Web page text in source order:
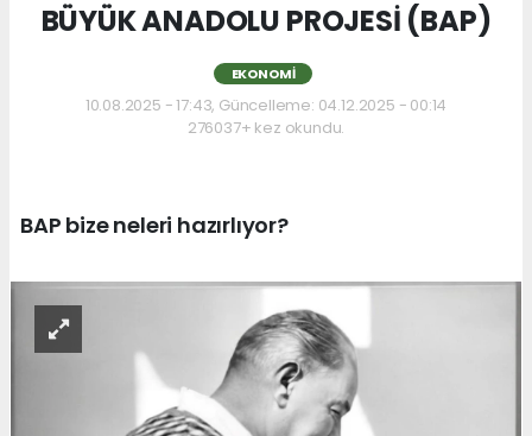
BÜYÜK ANADOLU PROJESİ (BAP)
EKONOMI
10.08.2025 - 17:43, Güncelleme: 04.12.2025 - 00:14
276037+ kez okundu.
BAP bize neleri hazırlıyor?